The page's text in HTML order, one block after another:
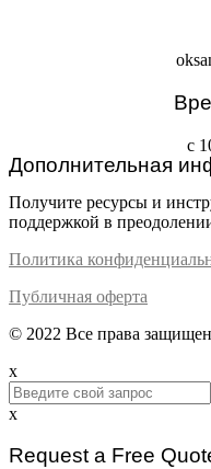
с
Дополнительная
Получите ресурсы и
поддержкой в
Политика
Публичная оферта
© 2022 Все права
x
x
Request a Free